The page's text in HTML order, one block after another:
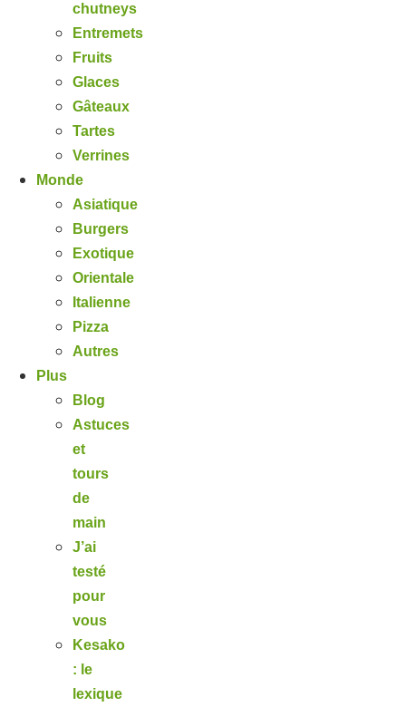
chutneys
Entremets
Fruits
Glaces
Gâteaux
Tartes
Verrines
Monde
Asiatique
Burgers
Exotique
Orientale
Italienne
Pizza
Autres
Plus
Blog
Astuces
et
tours
de
main
J’ai
testé
pour
vous
Kesako
: le
lexique